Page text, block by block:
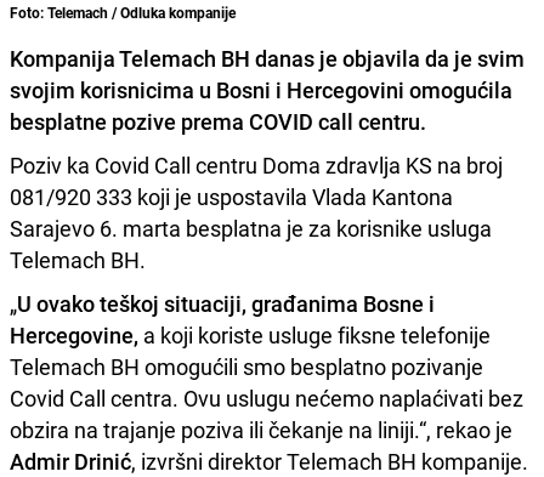
Foto: Telemach / Odluka kompanije
Kompanija Telemach BH danas je objavila da je svim
svojim korisnicima u Bosni i Hercegovini omogućila
besplatne pozive prema COVID call centru.
Poziv ka Covid Call centru Doma zdravlja KS na broj
081/920 333 koji je uspostavila Vlada Kantona
Sarajevo 6. marta besplatna je za korisnike usluga
Telemach BH.
„U ovako teškoj situaciji, građanima Bosne i
Hercegovine, a koji koriste usluge fiksne telefonije
Telemach BH omogućili smo besplatno pozivanje
Covid Call centra. Ovu uslugu nećemo naplaćivati bez
obzira na trajanje poziva ili čekanje na liniji.“, rekao je
Admir Drinić, izvršni direktor Telemach BH kompanije.